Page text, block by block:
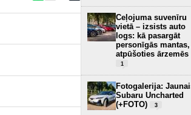
Ceļojuma suvenīru
vietā – izsists auto
logs: kā pasargāt
personīgās mantas,
atpūšoties ārzemēs
1
Fotogalerija:
Subaru Uncharted
(+FOTO)
3